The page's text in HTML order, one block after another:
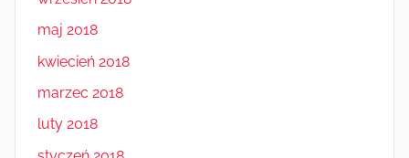
maj 2018
kwiecień 2018
marzec 2018
luty 2018